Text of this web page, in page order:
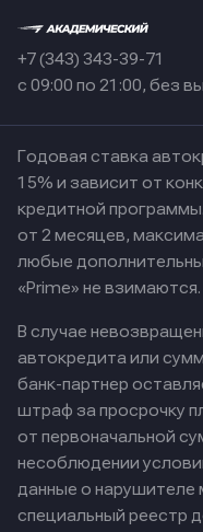
+7 (343) 343-39-71
с 09:00 по 21:00, без
Годовая ставка
15% и зависит от
кредитной
от 2 месяцев,
любые
«Prime» не взимаются.
В случае
автокредита или
банк-партнер
штраф за просрочку
от первоначальной
несоблюдении
данные о нарушителе
специальный реестр